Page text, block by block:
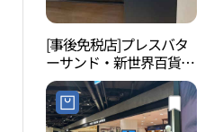
[事後免税店]プレスバタ
ーサンド・新世界百貨店
センタムシティ店(프레
스버터샌드 신세계백화
점 센텀시티점)